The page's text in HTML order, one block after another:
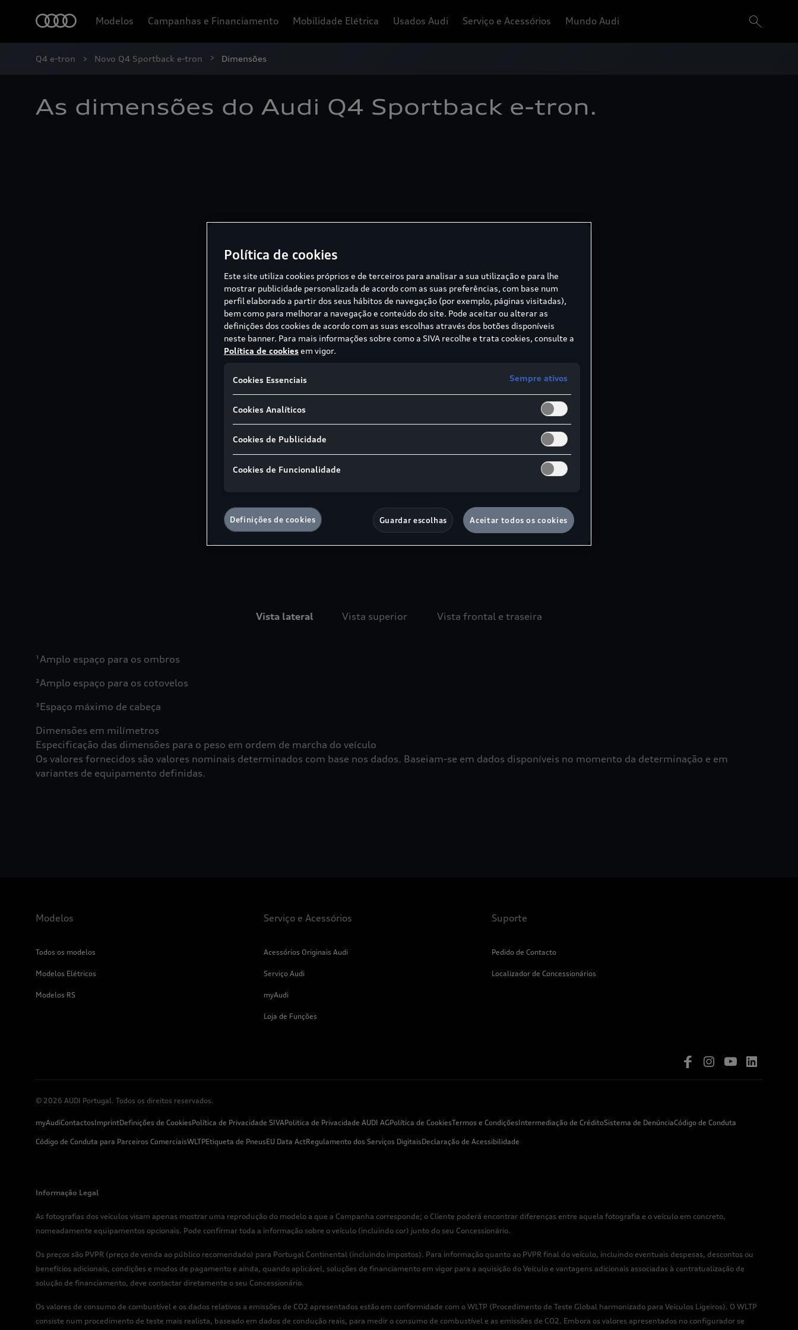
Modelos Campanhas e Financiamento Mobilidade Elétrica Usados Audi Serviço e Acessórios Mundo Audi
Q4 e-tron Novo Q4 Sportback e-tron Dimensões
As dimensões do Audi Q4 Sportback e-tron.
Vista lateral Vista superior Vista frontal e traseira
¹Amplo espaço para os ombros
²Amplo espaço para os cotovelos
³Espaço máximo de cabeça
Dimensões em milímetros
Especificação das dimensões para o peso em ordem de marcha do veículo
Os valores fornecidos são valores nominais determinados com base nos dados. Baseiam-se em dados disponíveis no momento da determinação e em
variantes de equipamento definidas.
Modelos
Todos os modelos
Modelos Elétricos
Modelos RS
Serviço e Acessórios
Acessórios Originais Audi
Serviço Audi
myAudi
Loja de Funções
Suporte
Pedido de Contacto
Localizador de Concessionários
© 2026 AUDI Portugal. Todos os direitos reservados.
myAudiContactosImprintDefinições de CookiesPolítica de Privacidade SIVAPolitica de Privacidade AUDI AGPolítica de CookiesTermos e CondiçõesIntermediação de CréditoSistema de DenúnciaCódigo de Conduta
Código de Conduta para Parceiros ComerciaisWLTPEtiqueta de PneusEU Data ActRegulamento dos Serviços DigitaisDeclaração de Acessibilidade
Informação Legal
As fotografias dos veículos visam apenas mostrar uma reprodução do modelo a que a Campanha corresponde; o Cliente poderá encontrar diferenças entre aquela fotografia e o veículo em concreto,
nomeadamente equipamentos opcionais. Pode confirmar toda a informação sobre o veículo (incluindo cor) junto do seu Concessionário.
Os preços são PVPR (preço de venda ao público recomendado) para Portugal Continental (incluindo impostos). Para informação quanto ao PVPR final do veículo, incluindo eventuais despesas, descontos ou
benefícios adicionais, condições e modos de pagamento e ainda, quando aplicável, soluções de financiamento em vigor para a aquisição do Veículo e vantagens adicionais associadas à contratualização de
solução de financiamento, deve contactar diretamente o seu Concessionário.
Os valores de consumo de combustível e os dados relativos a emissões de CO2 apresentados estão em conformidade com o WLTP (Procedimento de Teste Global harmonizado para Veículos Ligeiros). O WLTP
consiste num procedimento de teste mais realista, baseado em dados de condução reais, para medir o consumo de combustível e as emissões de CO2. Embora os valores apresentados no configurador se
Política de cookies
Este site utiliza cookies próprios e de terceiros para analisar a sua utilização e para lhe
mostrar publicidade personalizada de acordo com as suas preferências, com base num
perfil elaborado a partir dos seus hábitos de navegação (por exemplo, páginas visitadas),
bem como para melhorar a navegação e conteúdo do site. Pode aceitar ou alterar as
definições dos cookies de acordo com as suas escolhas através dos botões disponíveis
neste banner. Para mais informações sobre como a SIVA recolhe e trata cookies, consulte a
Política de cookiesem vigor.
Cookies Essenciais Sempre ativos
Cookies Analíticos
Cookies de Publicidade
Cookies de Funcionalidade
Definições de cookies Guardar escolhas Aceitar todos os cookies